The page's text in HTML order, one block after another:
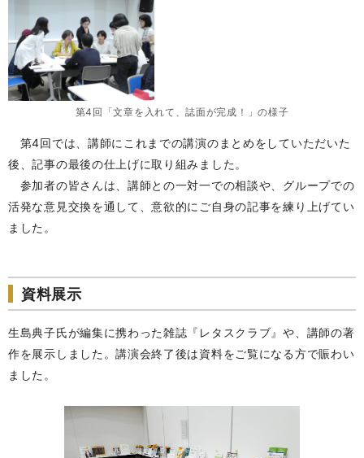
第4回「文章を入れて、誌面が完成！」の様子
第4回では、講師にこれまでの講演のまとめをしていただいた
後、記事の最後の仕上げに取り組みました。
参加者の皆さんは、講師との一対一での相談や、グループでの
活発な意見交換を通して、意欲的にご自身の記事を練り上げてい
ました。
資料展示
生島典子氏が編集に携わった雑誌『レタスクラブ』や、講師の著
作を展示しました。講演会終了後は資料をご覧になる方で賑わい
ました。